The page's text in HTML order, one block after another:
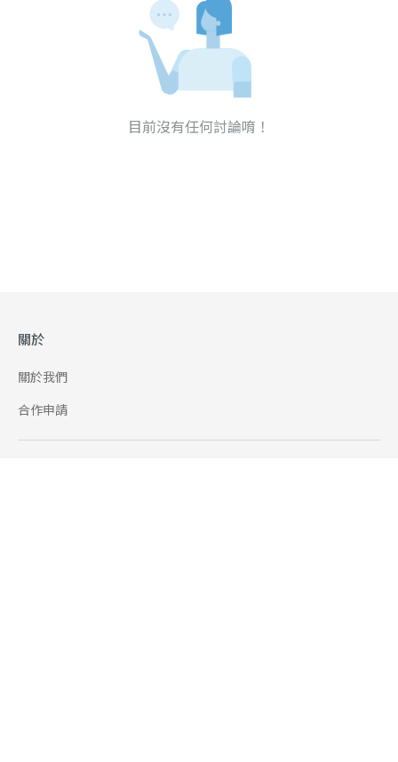
目前沒有任何討論唷！
關於
關於我們
合作申請